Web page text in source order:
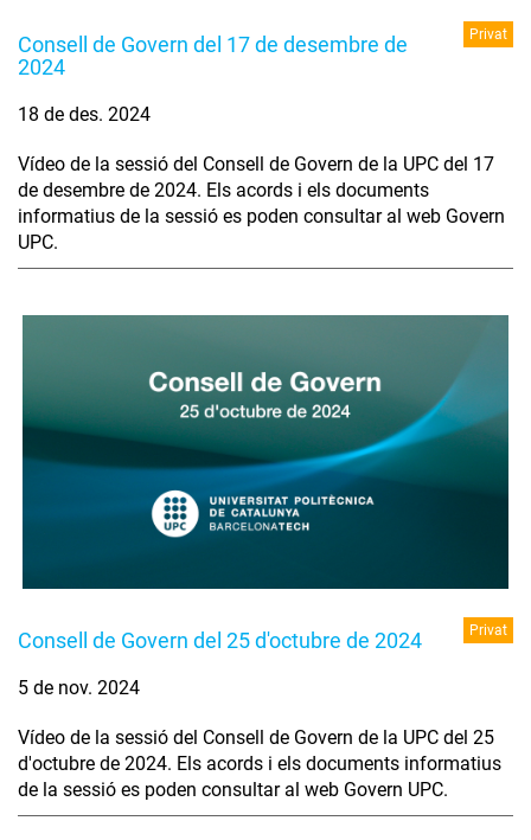
Consell de Govern del 17 de desembre de
2024
Privat
18 de des. 2024
Vídeo de la sessió del Consell de Govern de la UPC del 17
de desembre de 2024. Els acords i els documents
informatius de la sessió es poden consultar al web Govern
UPC.
Consell de Govern del 25 d'octubre de 2024 Privat
5 de nov. 2024
Vídeo de la sessió del Consell de Govern de la UPC del 25
d'octubre de 2024. Els acords i els documents informatius
de la sessió es poden consultar al web Govern UPC.